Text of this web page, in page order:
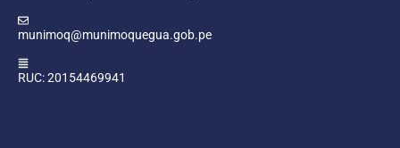
munimoq@munimoquegua.gob.pe
RUC: 20154469941